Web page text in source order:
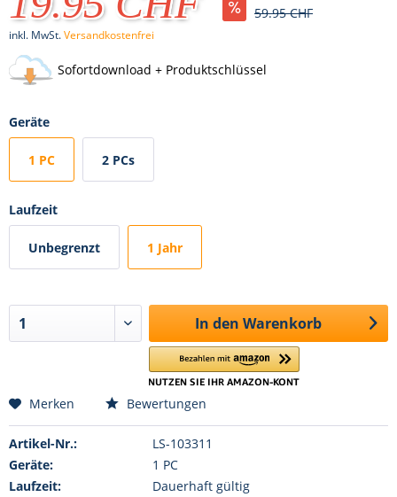
59.95 CHF
inkl. MwSt.Versandkostenfrei
Sofortdownload + Produktschlüssel
Geräte
1 PC 2 PCs
Laufzeit
Unbegrenzt 1 Jahr
In den Warenkorb
Merken Bewertungen
Artikel-Nr.:
LS-103311
Geräte:
1 PC
Laufzeit:
Dauerhaft gültig